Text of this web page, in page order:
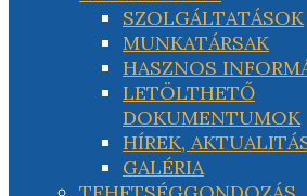
SZOLGÁLTATÁSOK
MUNKATÁRSAK
HASZNOS
LETÖLTHETŐ
DOKUMENTUMOK
HÍREK,
GALÉRIA